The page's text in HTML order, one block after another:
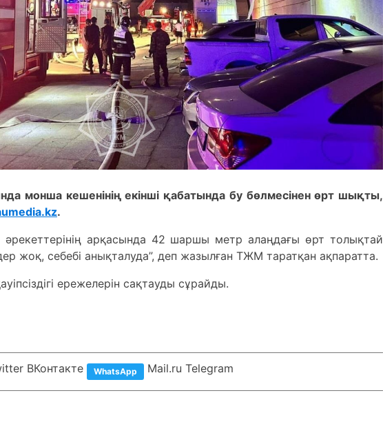
монша кешенінің екінші қабатында бу бөлмесінен өрт шықты,
.
арқасында 42 шаршы метр алаңдағы өрт толықтай
жоқ, себебі анықталуда”, деп жазылған ТЖМ таратқан ақпаратта.
ережелерін сақтауды сұрайды.
ВКонтакте WhatsApp Mail.ru Telegram